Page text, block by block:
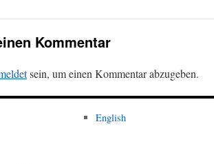
Kommentar
sein, um einen Kommentar abzugeben.
English